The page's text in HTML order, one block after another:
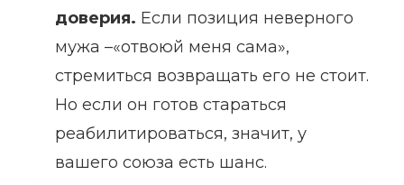
доверия. Если позиция неверного
мужа –«отвоюй меня сама»,
стремиться возвращать его не стоит.
Но если он готов стараться
реабилитироваться, значит, у
вашего союза есть шанс.